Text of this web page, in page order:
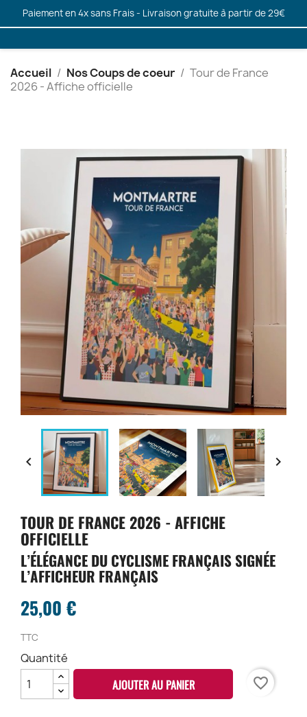
Paiement en 4x sans Frais - Livraison gratuite à partir de 29€
Accueil Nos Coups de coeur
Tour de France
2026 - Affiche officielle
 
TOUR DE FRANCE 2026 - AFFICHE
OFFICIELLE
L’ÉLÉGANCE DU CYCLISME FRANÇAIS SIGNÉE
L’AFFICHEUR FRANÇAIS
25,00 €
TTC
Quantité
AJOUTER AU PANIER favorite_border